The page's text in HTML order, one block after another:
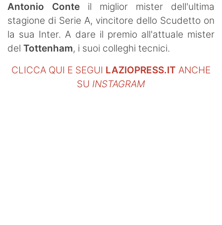
Antonio Conte il miglior mister dell'ultima
stagione di Serie A, vincitore dello Scudetto on
la sua Inter. A dare il premio all'attuale mister
del Tottenham, i suoi colleghi tecnici.
CLICCA QUI E SEGUI LAZIOPRESS.IT ANCHE
SU INSTAGRAM